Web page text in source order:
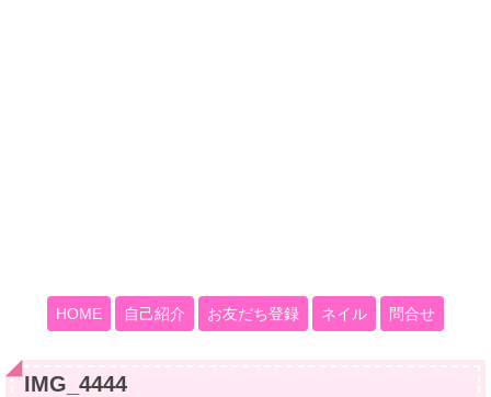
HOME 自己紹介 お友だち登録 ネイル 問合せ
IMG_4444